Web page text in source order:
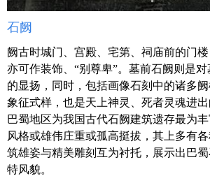
石阙
阙古时城门、宫殿、宅第、祠庙前的门楼
亦可作装饰、“别尊卑”。墓前石阙则是
的显扬，同时，包括画像石刻中的诸多
象征式样，也是天上神灵、死者灵魂进出
巴蜀地区为我国古代石阙建筑遗存最为
风格或雄伟庄重或孤高挺拔，其上多有
筑雄姿与精美雕刻互为衬托，展示出巴
特风貌。